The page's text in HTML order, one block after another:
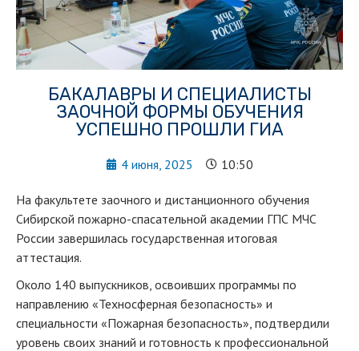
БАКАЛАВРЫ И СПЕЦИАЛИСТЫ
ЗАОЧНОЙ ФОРМЫ ОБУЧЕНИЯ
УСПЕШНО ПРОШЛИ ГИА
4 июня, 2025 10:50
На факультете заочного и дистанционного обучения
Сибирской пожарно-спасательной академии ГПС МЧС
России завершилась государственная итоговая
аттестация.
Около 140 выпускников, освоивших программы по
направлению «Техносферная безопасность» и
специальности «Пожарная безопасность», подтвердили
уровень своих знаний и готовность к профессиональной